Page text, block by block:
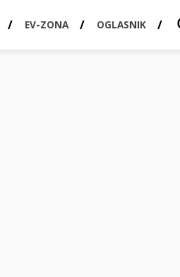
EV-ZONA OGLASNIK